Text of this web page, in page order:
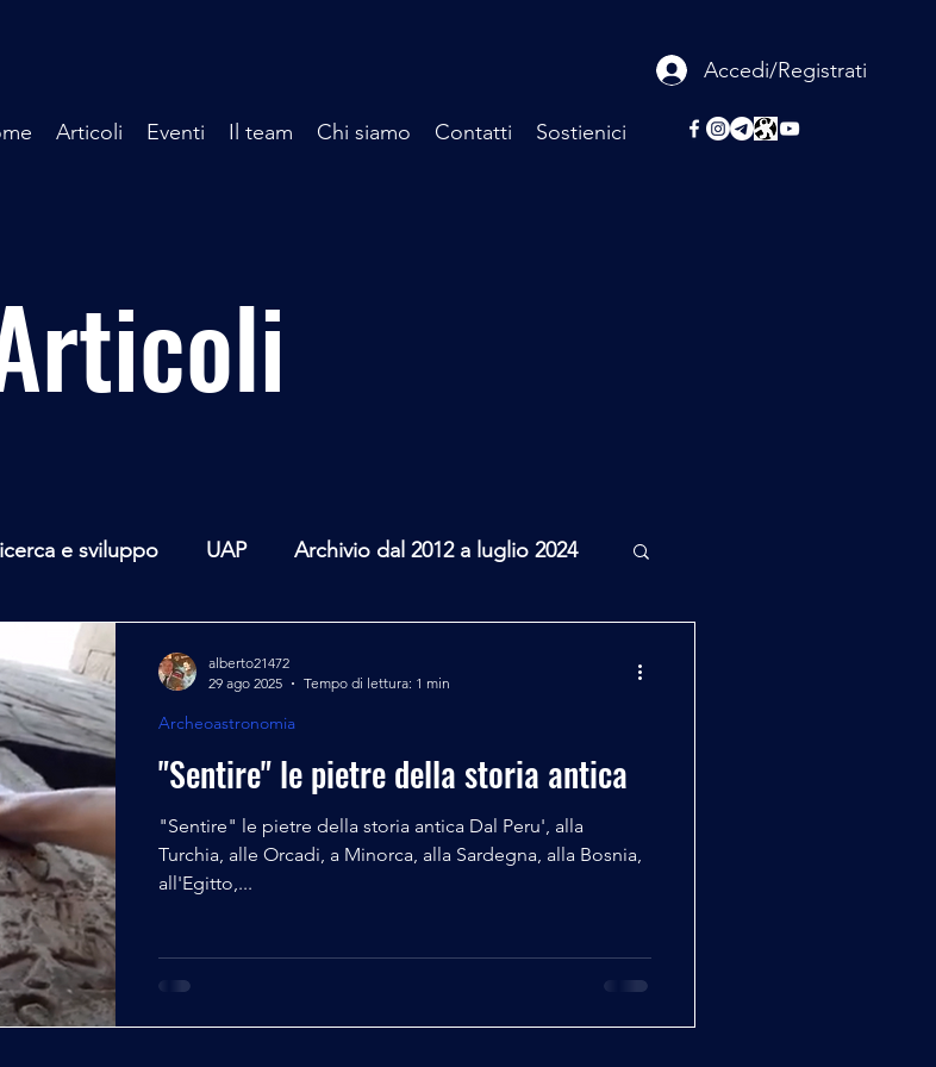
Accedi/Registrati
Articoli Eventi Il team Chi siamo Contatti Sostienici
e sviluppo UAP Archivio dal 2012 a luglio 2024
Mediterraneo
- Astronomia
"Sentire" le pietre della storia antica
"Sentire" le pietre della storia antica Dal Peru', alla
Turchia, alle Orcadi, a Minorca, alla Sardegna, alla Bosnia,
all'Egitto,...
Archeoastronomia
alberto21472
29 ago 2025
Tempo di lettura: 1 min